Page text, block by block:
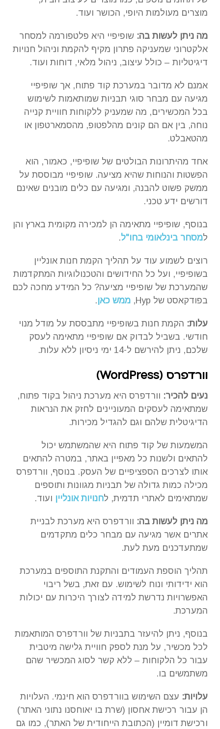
מוצרים מעולמות היופי, הכושר ועוד.
מה ניתן לעשות בה: שופיפיי היא פלטפורמה למסחר
אלקטרוני שמעניקה פתרון מקיף להקמת וניהול חנויות
דיגיטליות – כולל עיצוב, ניהול מלאי, דוחות ועוד.
אמנם לא מדובר במערכת קוד פתוח, אך שופיפיי
מגיעה עם מבחר סוגי תבניות שמותאמות לשימוש
בכל המכשירים, מה שמעניק ללקוחות חוויית קנייה
נוחה, בין אם הם קונים מהלפטופ, מהסמארטפון או
מהטאבלט.
אחד מהיתרונות הבולטים של שופיפיי, כאמור, הוא
הפשטות והנוחות שהיא מציעה. שופיפיי מבוססת על
ממשק פשוט להבנה, ומגיעה עם כלים מובנים שאינם
דורשים ידע טכני.
בנוסף, שופיפיי מתאימה הן למכירה מקומית בארץ והן
למסחר בינלאומי בחו"ל.
רוצים לשמוע עוד על תהליך הקמת חנות אונליין
בשופיפיי, ועל כל החידושים והטכנולוגיות המתקדמות
שהמערכת של שופיפיי מציעה? כל המידע מחכה לכם
בפודקאסט של Hyp,
ממש כאן.
עלות: הקמת חנות בשופיפיי מתבססת על מודל מנוי
חודשי. בשביל לבדוק אם שופיפיי מתאימה לעסק
שלכם, ניתן להירשם ל-14 ימי ניסיון ללא עלות.
וורדפרס (WordPress
)
נעים להכיר: וורדפרס היא מערכת ניהול בקוד פתוח,
שמתאימה לעסקים המעוניינים לחזק את הנראות
הדיגיטלית שלהם וגם להגדיל מכירות.
המשמעות של קוד פתוח היא שהמשתמש יכול
להתאים ולשנות כל מאפיין באתר, במטרה להתאים
אותו לצרכים הספציפיים של העסק. בנוסף, וורדפרס
מכילה כמות גדולה של תבניות מגוונות ותוספים
שמתאימים לאתרי תדמית, לחנויות אונליין ועוד.
מה ניתן לעשות בה: וורדפרס היא מערכת לבניית
אתרים אשר מגיעה עם מבחר כלים מתקדמים
שמתעדכנים מעת לעת.
תהליך הוספת העמודים והתקנת התוספים במערכת
הוא ידידותי ונוח לשימוש. עם זאת, בשל ריבוי
האפשרויות נדרשת למידה לצורך היכרות עם יכולות
המערכת.
בנוסף, ניתן להיעזר בתבניות של וורדפרס המותאמות
לכל מכשיר, על מנת לספק חוויית גלישה מיטבית
עבור כל הלקוחות – ללא קשר לסוג המכשיר שהם
משתמשים בו.
עלויות: עצם השימוש בוורדפרס הוא חינמי. העלויות
הן עבור רכישת אחסון (שרת בו יאוחסנו נתוני האתר)
ורכישת דומיין (הכתובת הייחודית של האתר), כמו גם